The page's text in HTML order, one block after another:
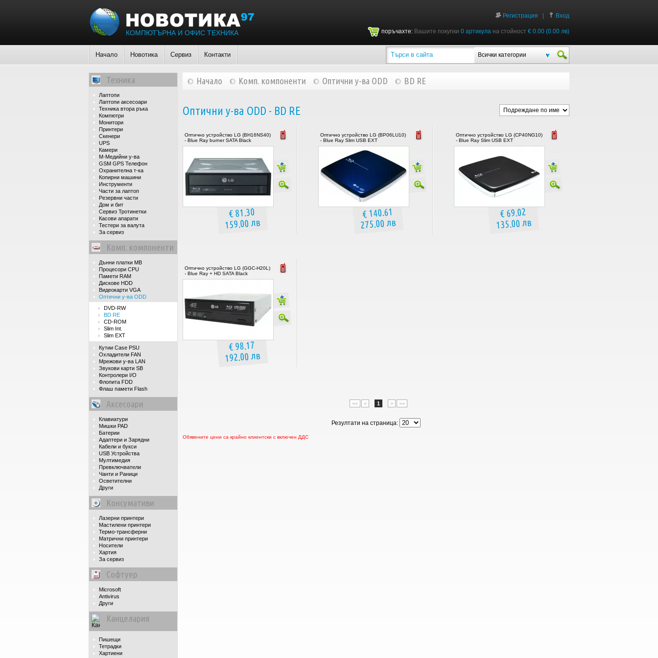
КОМПЮТЪРНА И ОФИС ТЕХНИКА
Регистрация Вход
поръчахте: Вашите покупки 0 артикула на стойност € 0.00 (0.00 лв)
Начало Новотика Сервиз Контакти Всички категории
Техника
Лаптопи
Лаптопи аксесоари
Техника втора ръка
Компютри
Монитори
Принтери
Скенери
UPS
Камери
М-Медийни у-ва
GSM GPS Телефон
Охранителна т-ка
Копирни машини
Инструменти
Части за лаптоп
Резервни части
Дом и бит
Сервиз Тротинетки
Касови апарати
Тестери за валута
За сервиз
Комп. компоненти
Дънни платки MB
Процесори CPU
Памети RAM
Дискове HDD
Видеокарти VGA
Оптични у-ва ODD
DVD-RW
BD RE
CD-ROM
Slim Int.
Slim EXT
Кутии Case PSU
Охладители FAN
Мрежови у-ва LAN
Звукови карти SB
Контролери I/O
Флопита FDD
Флаш памети Flash
Аксесоари
Клавиатури
Мишки PAD
Батерии
Адаптери и Зарядни
Кабели и букси
USB Устройства
Мултимедия
Превключватели
Чанти и Раници
Осветителни
Други
Консумативи
Лазерни принтери
Мастилени принтери
Термо-трансферни
Матрични принтери
Носители
Хартия
За сервиз
Софтуер
Microsoft
Antivirus
Други
Канцелария
Пишещи
Тетрадки
Хартиени
Начало Комп. компоненти Оптични у-ва ODD BD RE
Оптични у-ва ODD - BD RE
Оптично устройство LG (BH16NS40)
- Blue Ray burner SATA Black
€ 81.30
159.00 лв
Оптично устройство LG (BP06LU10)
- Blue Ray Slim USB EXT
€ 140.61
275.00 лв
Оптично устройство LG (CP40NG10)
- Blue Ray Slim USB EXT
€ 69.02
135.00 лв
Оптично устройство LG (GGC-H20L)
- Blue Ray + HD SATA Black
€ 98.17
192.00 лв
<< < 1 > >>
Резултати на страница:
Обявените цени са крайно клиентски с включен ДДС